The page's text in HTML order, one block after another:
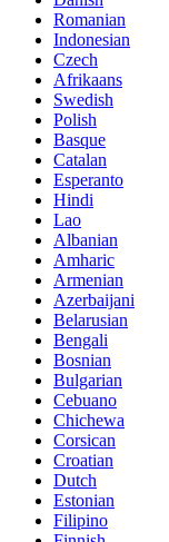
Romanian
Indonesian
Czech
Afrikaans
Swedish
Polish
Basque
Catalan
Esperanto
Hindi
Lao
Albanian
Amharic
Armenian
Azerbaijani
Belarusian
Bengali
Bosnian
Bulgarian
Cebuano
Chichewa
Corsican
Croatian
Dutch
Estonian
Filipino